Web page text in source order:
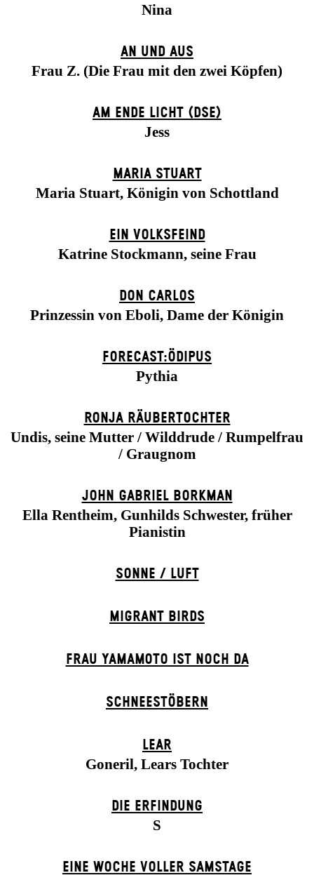
Nina
AN UND AUS
Frau Z. (Die Frau mit den zwei Köpfen)
AM ENDE LICHT (DSE)
Jess
MARIA STUART
Maria Stuart, Königin von Schottland
EIN VOLKS­FEIND
Katrine Stockmann, seine Frau
DON CARLOS
Prinzessin von Eboli, Dame der Königin
FORECAST:ÖDIPUS
Pythia
RONJA RÄUBER­TOCHTER
Undis, seine Mutter / Wilddrude / Rumpelfrau
/ Graugnom
JOHN GABRIEL BORKMAN
Ella Rentheim, Gunhilds Schwester, früher
Pianistin
SONNE / LUFT
MIGRANT BIRDS
FRAU YAMAMOTO IST NOCH DA
SCHNEE­STÖBERN
LEAR
Goneril, Lears Tochter
DIE ERFINDUNG
S
EINE WOCHE VOLLER SAMSTAGE